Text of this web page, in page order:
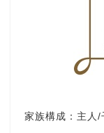
家族構成：主人/